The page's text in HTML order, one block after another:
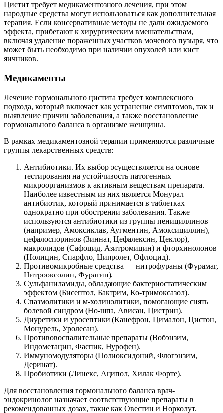
Цистит требует медикаментозного лечения, при этом
народные средства могут использоваться как дополнительная
терапия. Если консервативные методы не дали ожидаемого
эффекта, прибегают к хирургическим вмешательствам,
включая удаление пораженных участков мочевого пузыря, что
может быть необходимо при наличии опухолей или кист
яичников.
Медикаменты
Лечение гормонального цистита требует комплексного
подхода, который включает как устранение симптомов, так и
выявление причин заболевания, а также восстановление
гормонального баланса в организме женщины.
В рамках медикаментозной терапии применяются различные
группы лекарственных средств:
Антибиотики. Их выбор осуществляется на основе
тестирования на устойчивость патогенных
микроорганизмов к активным веществам препарата.
Наиболее известным из них является Монурал —
антибиотик, который принимается в таблетках
однократно при обострении заболевания. Также
используются антибиотики из группы пенициллинов
(например, Амоксиклав, Аугментин, Амоксициллин),
цефалоспоринов (Зиннат, Цефалексин, Цеклор),
макролидов (Сафоцид, Азитромицин) и фторхинолонов
(Нолицин, Спарфло, Ципролет, Офлоцид).
Противомикробные средства — нитрофураны (Фурамаг,
Нитрооксолин, Фурагин).
Сульфаниламиды, обладающие бактериостатическим
эффектом (Бисептол, Бактрим, Ко-тримоксазол).
Спазмолитики и м-холинолитики, помогающие снять
болевой синдром (Но-шпа, Ависан, Цистрин).
Диуретики и уросептики (Канефрон, Цималон, Цистон,
Монурель, Уролесан).
Противовоспалительные препараты (Вобэнзим,
Индометацин, Фаспик, Нурофен).
Иммуномодуляторы (Полиоксидоний, Флогэнзим,
Деринат).
Пробиотики (Линекс, Аципол, Хилак Форте).
Для восстановления гормонального баланса врач-
эндокринолог назначает соответствующие препараты в
рекомендованных дозах, такие как Овестин и Норколут.